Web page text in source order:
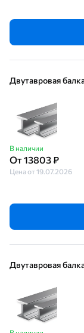
Двутавровая
В наличии
От 13803 ₽
Цена от 19.07.2026
Двутавровая